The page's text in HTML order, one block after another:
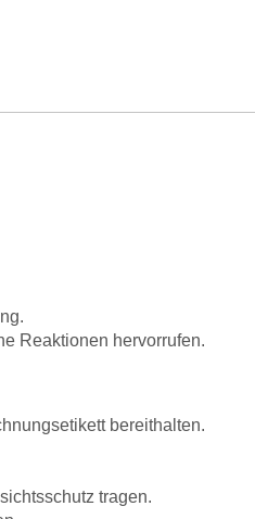
Reaktionen hervorrufen.
bereithalten.
tragen.